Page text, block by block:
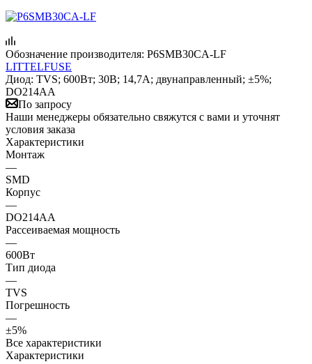
Обозначение производителя: P6SMB30CA-LF
LITTELFUSE
Диод: TVS; 600Вт; 30В; 14,7А; двунаправленный; ±5%;
DO214AA
По запросу
Наши менеджеры обязательно свяжутся с вами и уточнят
условия заказа
Характеристики
Монтаж
—
SMD
Корпус
—
DO214AA
Рассеиваемая мощность
—
600Вт
Тип диода
—
TVS
Погрешность
—
±5%
Все характеристики
Характеристики